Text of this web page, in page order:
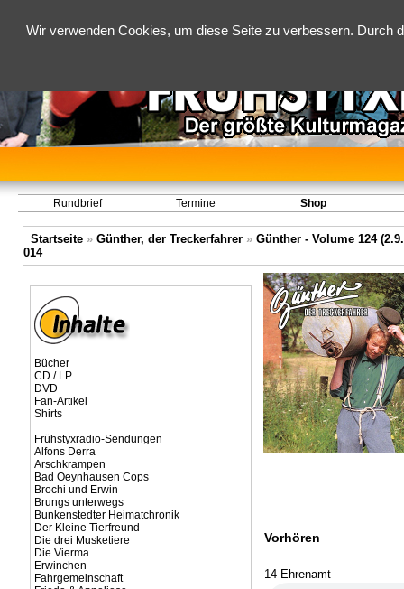
Wir verwenden Cookies, um diese Seite zu verbessern.
Rundbrief Termine Shop
Startseite» Günther, der Treckerfahrer» Günther - Volume 124
014
Bücher
CD / LP
DVD
Fan-Artikel
Shirts
Frühstyxradio-Sendungen
Alfons Derra
Arschkrampen
Bad Oeynhausen Cops
Brochi und Erwin
Brungs unterwegs
Bunkenstedter Heimatchronik
Der Kleine Tierfreund
Die drei Musketiere
Die Vierma
Erwinchen
Fahrgemeinschaft
Vorhören
14 Ehrenamt